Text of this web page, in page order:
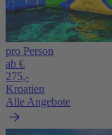
pro Person
ab €
275,-
Kroatien
Alle Angebote